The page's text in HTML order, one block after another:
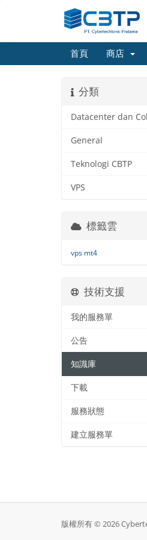
首頁 商店
分類
General
Teknologi CBTP
VPS
標籤雲
vps mt4
技術支援
我的服務單
公告
知識庫
下載
服務狀態
建立服務單
版權所有 © 2026